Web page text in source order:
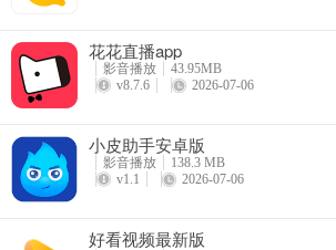
花花直播app
影音播放
43.95MB
v8.7.6
2026-07-06
小皮助手安卓版
影音播放
138.3 MB
v1.1
2026-07-06
好看视频最新版